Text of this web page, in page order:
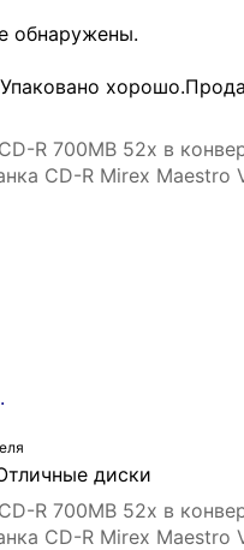
обнаружены.
Упаковано
R 700MB 52x в
CD-R Mirex Maestro
диски
R 700MB 52x в
CD-R Mirex Maestro